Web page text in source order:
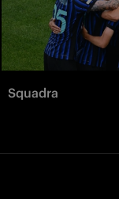
Squadra